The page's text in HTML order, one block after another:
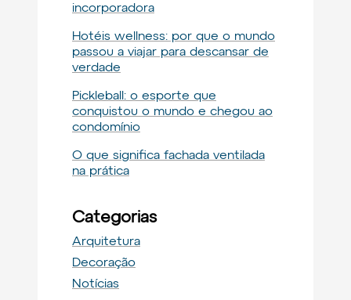
incorporadora
Hotéis wellness: por que o mundo
passou a viajar para descansar de
verdade
Pickleball: o esporte que
conquistou o mundo e chegou ao
condomínio
O que significa fachada ventilada
na prática
Categorias
Arquitetura
Decoração
Notícias